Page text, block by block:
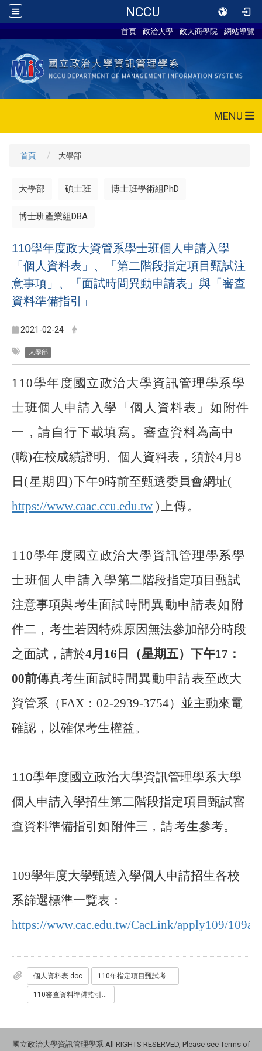
NCCU
首頁 政治大學 政大商學院 網站導覽
MENU
首頁 大學部
大學部 碩士班 博士班學術組PhD
博士班產業組DBA
110學年度政大資管系學士班個人申請入學
「個人資料表」、「第二階段指定項目甄試注
意事項」、「面試時間異動申請表」與「審查
資料準備指引」
2021-02-24
大學部
110學年度國立政治大學資訊管理學系學
士班個人申請入學「個人資料表」如附件
一，請自行下載填寫。審查資料為高中
(職)在校成績證明、個人資料表，須於4月8
日 (星期四)下午9時前至甄選委員會網址(
https://www.caac.ccu.edu.tw )上傳。
110學年度國立政治大學資訊管理學系學
士班個人申請入學第二階段指定項目甄試
注意事項與考生面試時間異動申請表如 附
件二 ， 考生若因特殊原因無法參加部分時段
之面試，請於4月16日（星期五）下午17：
00前傳真考生面試時間異動申請表至政大
資管系（FAX：02-2939-3754）並主動來電
確認，以確保考生權益。
110學年度國立政治大學資訊管理學系大學
個人申請入學招生第二階段指定項目甄試審
查資料準備指引 如 附件三 ，請考生參考。
109學年度大學甄選入學個人申請招生各校
系篩選標準一覽表：
https://www.cac.edu.tw/CacLink/apply109/
個人資料表.doc 110年指定項目甄試考生注意事項_資管系.pdf
國立政治大學資訊管理學系 All RIGHTS RESERVED, Please see Terms of